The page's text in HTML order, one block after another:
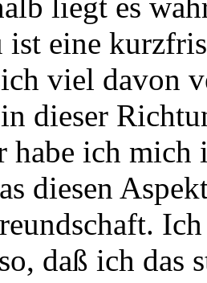
liegt es
ist eine
viel davon
dieser
habe ich mich
diesen
daß ich das